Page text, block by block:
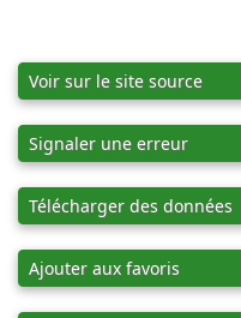
Voir sur le site source
Signaler une erreur
Télécharger des données
Ajouter aux favoris